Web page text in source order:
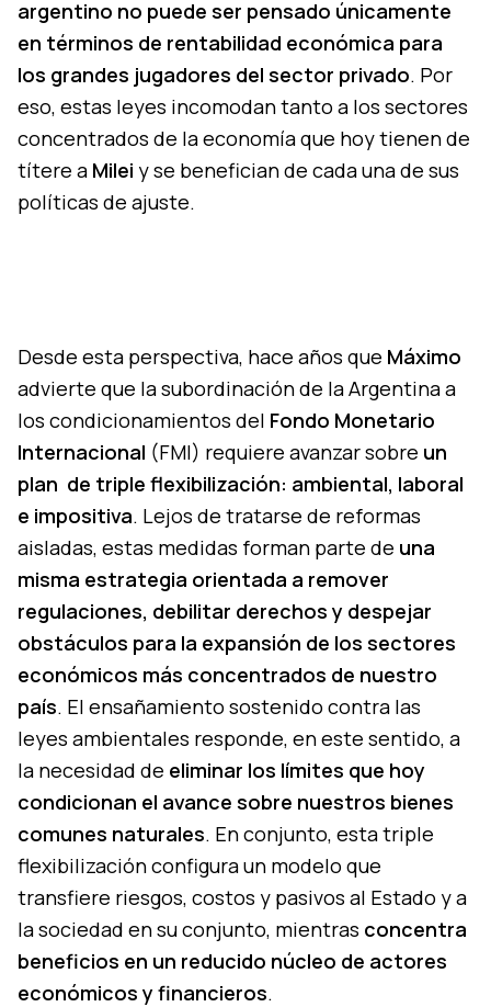
argentino no puede ser pensado únicamente
en términos de rentabilidad económica para
los grandes jugadores del sector privado. Por
eso, estas leyes incomodan tanto a los sectores
concentrados de la economía que hoy tienen de
títere a Milei y se benefician de cada una de sus
políticas de ajuste.
Desde esta perspectiva, hace años que Máximo
advierte que la subordinación de la Argentina a
los condicionamientos del Fondo Monetario
Internacional (FMI) requiere avanzar sobre un
plan de triple flexibilización: ambiental, laboral
e impositiva. Lejos de tratarse de reformas
aisladas, estas medidas forman parte de una
misma estrategia orientada a remover
regulaciones, debilitar derechos y despejar
obstáculos para la expansión de los sectores
económicos más concentrados de nuestro
país. El ensañamiento sostenido contra las
leyes ambientales responde, en este sentido, a
la necesidad de eliminar los límites que hoy
condicionan el avance sobre nuestros bienes
comunes naturales. En conjunto, esta triple
flexibilización configura un modelo que
transfiere riesgos, costos y pasivos al Estado y a
la sociedad en su conjunto, mientras concentra
beneficios en un reducido núcleo de actores
económicos y financieros.